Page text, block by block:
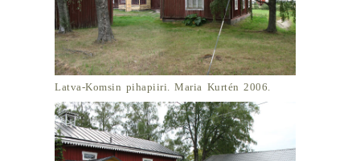
Latva-Komsin pihapiiri. Maria Kurtén 2006.